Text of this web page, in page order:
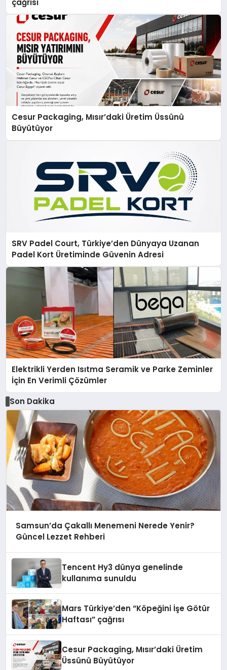
çağrısı
Cesur Packaging, Mısır’daki Üretim Üssünü
Büyütüyor
SRV Padel Court, Türkiye’den Dünyaya Uzanan
Padel Kort Üretiminde Güvenin Adresi
Elektrikli Yerden Isıtma Seramik ve Parke Zeminler
İçin En Verimli Çözümler
Son Dakika
Samsun’da Çakallı Menemeni Nerede Yenir?
Güncel Lezzet Rehberi
Tencent Hy3 dünya genelinde
kullanıma sunuldu
Mars Türkiye’den “Köpeğini İşe Götür
Haftası” çağrısı
Cesur Packaging, Mısır’daki Üretim
Üssünü Büyütüyor